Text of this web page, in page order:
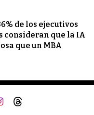
de los ejecutivos
consideran que la IA
que un MBA